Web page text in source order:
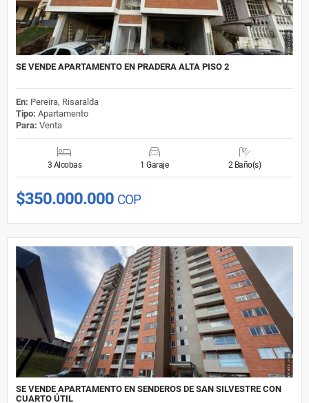
SE VENDE APARTAMENTO EN PRADERA ALTA PISO 2
En: Pereira, Risaralda
Tipo: Apartamento
Para: Venta
3 Alcobas 1 Garaje 2 Baño(s)
$350.000.000 COP
SE VENDE APARTAMENTO EN SENDEROS DE SAN SILVESTRE CON
CUARTO ÚTIL